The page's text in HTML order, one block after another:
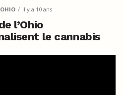
il y a 10 ans
l’Ohio
le cannabis